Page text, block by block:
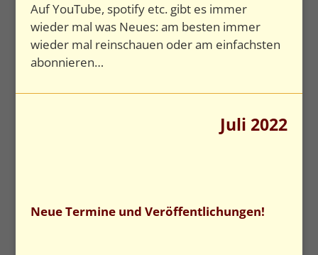
Auf YouTube, spotify etc. gibt es immer
wieder mal was Neues: am besten immer
wieder mal reinschauen oder am einfachsten
abonnieren…
Juli 2022
Neue Termine und Veröffentlichungen!